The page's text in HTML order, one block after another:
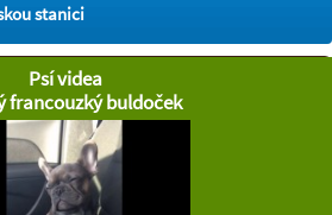
stanici
Psí videa
francouzký buldoček